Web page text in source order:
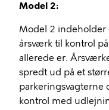
Model 2:
Model 2 indeholder
årsværk til kontrol
allerede er.
spredt ud på et
parkeringsvagterne
kontrol med